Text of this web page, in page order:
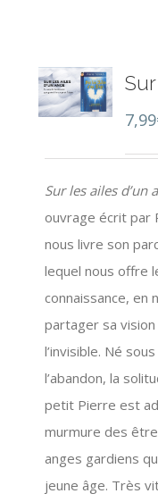
7,99
Sur les ailes d’un
ouvrage écrit par
nous livre son
lequel nous offre
connaissance, en
partager sa
l’invisible. Né
l’abandon, la
petit Pierre est
murmure des
anges gardiens
jeune âge. Très